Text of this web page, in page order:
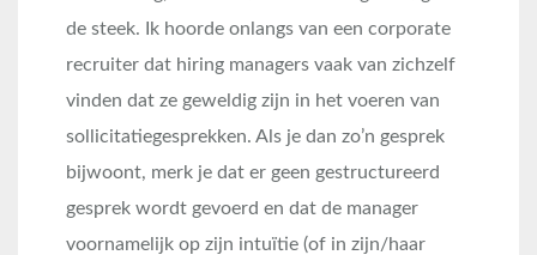
de steek. Ik hoorde onlangs van een corporate
recruiter dat hiring managers vaak van zichzelf
vinden dat ze geweldig zijn in het voeren van
sollicitatiegesprekken. Als je dan zo’n gesprek
bijwoont, merk je dat er geen gestructureerd
gesprek wordt gevoerd en dat de manager
voornamelijk op zijn intuïtie (of in zijn/haar